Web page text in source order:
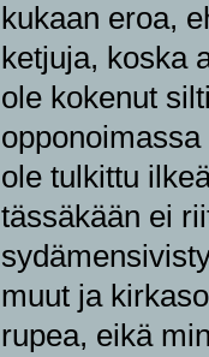
kukaan eroa,
ketjuja, koska
ole kokenut
ole tulkittu
tässäkään ei
muut ja
rupea, eikä